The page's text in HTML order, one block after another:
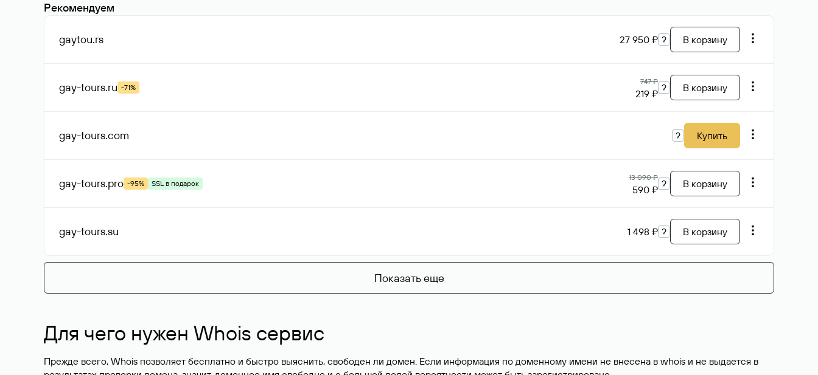
Рекомендуем
gaytou.rs 27 950 ₽ ? В корзину
gay-tours.ru -71%
747 ₽
219 ₽ ? В корзину
gay-tours.com ? Купить
gay-tours.pro -95% SSL в подарок
13 090 ₽
590 ₽ ? В корзину
gay-tours.su 1 498 ₽ ? В корзину
Показать еще
Для чего нужен Whois сервис
Прежде всего, Whois позволяет бесплатно и быстро выяснить, свободен ли домен. Если информация по доменному имени не внесена в whois и не выдается в